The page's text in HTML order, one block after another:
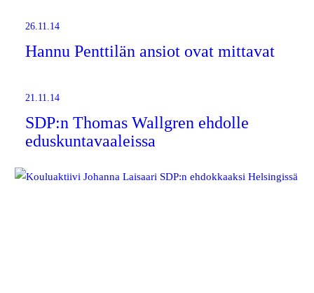
26.11.14
Hannu Penttilän ansiot ovat mittavat
21.11.14
SDP:n Thomas Wallgren ehdolle
eduskuntavaaleissa